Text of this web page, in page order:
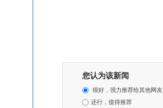
您认为该新闻
很好，强力推荐给其他网友
还行，值得推荐